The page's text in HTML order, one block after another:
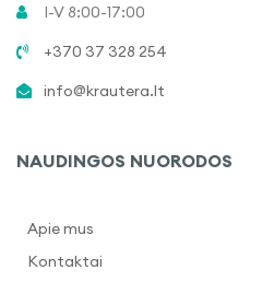
I-V 8:00-17:00
+370 37 328 254
info@krautera.lt
NAUDINGOS NUORODOS
Apie mus
Kontaktai